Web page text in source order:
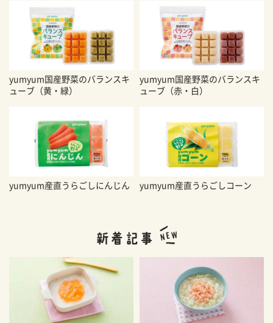
yumyum国産野菜のバランスキ
ューブ（黄・緑）
yumyum国産野菜のバランスキ
ューブ（赤・白）
yumyum産直うらごしにんじん yumyum産直うらごしコーン